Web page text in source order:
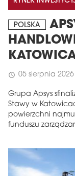
POLSKA
schedule 05 sierpnia 2026
Grupa Apsys
Stawy w
powierzchni
funduszu